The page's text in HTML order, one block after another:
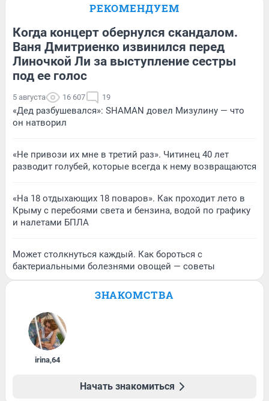
РЕКОМЕНДУЕМ
Когда концерт обернулся скандалом.
Ваня Дмитриенко извинился перед
Линочкой Ли за выступление сестры
под ее голос
5 августа 16 607 19
«Дед разбушевался»: SHAMAN довел Мизулину — что
он натворил
«Не привози их мне в третий раз». Читинец 40 лет
разводит голубей, которые всегда к нему возвращаются
«На 18 отдыхающих 18 поваров». Как проходит лето в
Крыму с перебоями света и бензина, водой по графику
и налетами БПЛА
Может столкнуться каждый. Как бороться с
бактериальными болезнями овощей — советы
ЗНАКОМСТВА
irina,64
Начать знакомиться